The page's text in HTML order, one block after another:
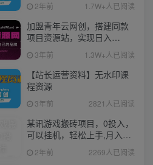
2年前 1.7W+人已阅读
加盟青年云网创，搭建同款
项目资源站，实现日入
2000+
3年前 1.3W+人已阅读
【站长运营资料】无水印课
程资源
3年前 2821人已阅读
某讯游戏搬砖项目，0投入，
可以挂机，轻松上手,月入
3000+上不封顶
2年前 2269人已阅读